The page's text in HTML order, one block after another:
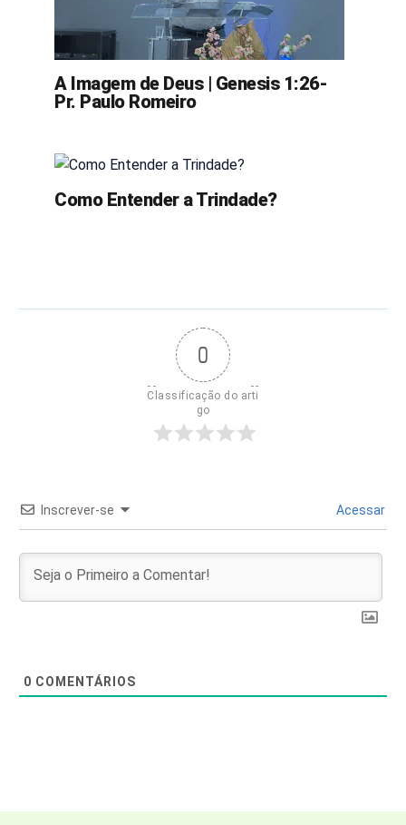
A Imagem de Deus | Genesis 1:26-
Pr. Paulo Romeiro
Como Entender a Trindade?
0
Classificação do arti
go
Inscrever-se Acessar
0 COMENTÁRIOS